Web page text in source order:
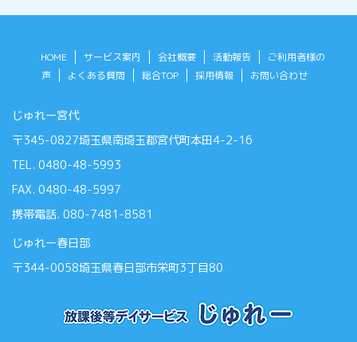
HOME サービス案内 会社概要 活動報告
ご利用者様の
声
よくある質問 総合TOP 採用情報 お問い合わせ
じゅれー宮代
〒345-0827埼玉県南埼玉郡宮代町本田4-2-16
TEL. 0480-48-5993
FAX. 0480-48-5997
携帯電話. 080-7481-8581
じゅれー春日部
〒344-0058埼玉県春日部市栄町3丁目80